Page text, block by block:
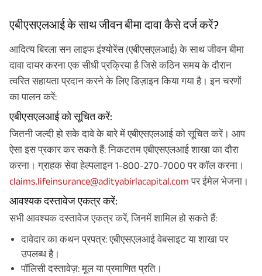
एबीएसएलआई के साथ जीवन बीमा दावा कैसे दर्ज करें?
आदित्य बिरला सन लाइफ इंश्योरेंस (एबीएसएलआई) के साथ जीवन बीमा
दावा दायर करना एक सीधी प्रक्रिया है जिसे कठिन समय के दौरान
त्वरित सहायता प्रदान करने के लिए डिज़ाइन किया गया है। इन चरणों
का पालन करें:
एबीएसएलआई को सूचित करें:
जितनी जल्दी हो सके दावे के बारे में एबीएसएलआई को सूचित करें। आप
ऐसा इस प्रकार कर सकते हैं: निकटतम एबीएसएलआई शाखा का दौरा
करना। ग्राहक सेवा हेल्पलाइन 1-800-270-7000 पर कॉल करना।
claims.lifeinsurance@adityabirlacapital.com पर ईमेल भेजना।
आवश्यक दस्तावेज एकत्र करें:
सभी आवश्यक दस्तावेज एकत्र करें, जिनमें शामिल हो सकते हैं:
दावेदार का कथन प्रपत्र: एबीएसएलआई वेबसाइट या शाखा पर
उपलब्ध है।
पॉलिसी दस्तावेज़: मूल या प्रमाणित प्रति।